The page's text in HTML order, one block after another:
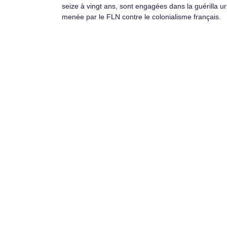
seize à vingt ans, sont engagées dans la guérilla
menée par le FLN contre le colonialisme français.